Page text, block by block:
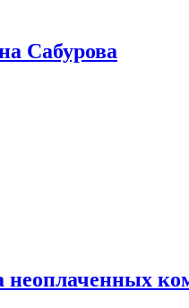
Сабурова
неоплаченных